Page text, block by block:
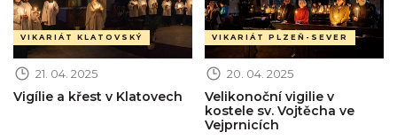
VIKARIÁT KLATOVSKÝ
21. 04. 2025
Vigílie a křest v Klatovech
VIKARIÁT PLZEŇ-SEVER
20. 04. 2025
Velikonoční vigilie v
kostele sv. Vojtěcha ve
Vejprnicích